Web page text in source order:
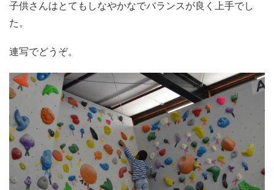
子供さんはとてもしなやかなでバランスが良く上手でし
た。
連写でどうぞ。